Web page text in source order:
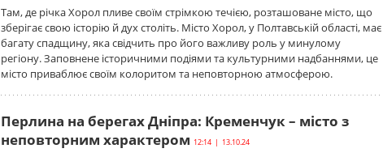
Там, де річка Хорол пливе своїм стрімкою течією, розташоване місто, що
зберігає свою історію й дух століть. Місто Хорол, у Полтавській області, має
багату спадщину, яка свідчить про його важливу роль у минулому
регіону. Заповнене історичними подіями та культурними надбаннями, це
місто приваблює своїм колоритом та неповторною атмосферою.
Перлина на берегах Дніпра: Кременчук – місто з
неповторним характером 12:14 | 13.10.24